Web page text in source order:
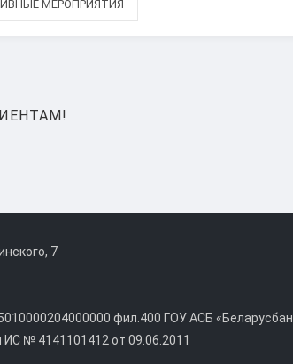
МЕРОПРИЯТИЯ
7
фил.400 ГОУ АСБ
№ 4141101412 от 09.06.2011